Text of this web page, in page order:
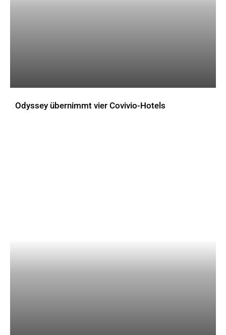
Odyssey übernimmt vier Covivio-Hotels